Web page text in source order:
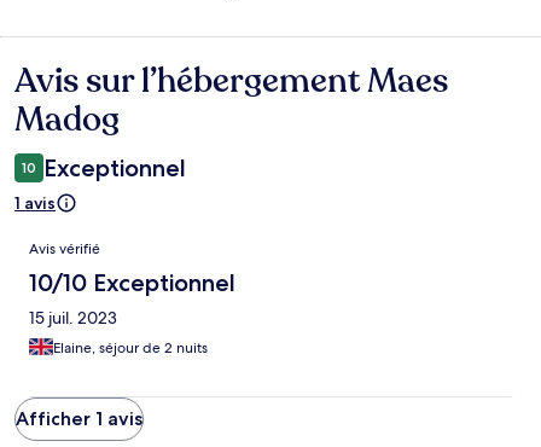
Avis
Avis sur l’hébergement Maes
Madog
10 Exceptionnel
1 avis
Avis
Avis vérifié
10/10 Exceptionnel
15 juil. 2023
Elaine, séjour de 2 nuits
Afficher 1 avis